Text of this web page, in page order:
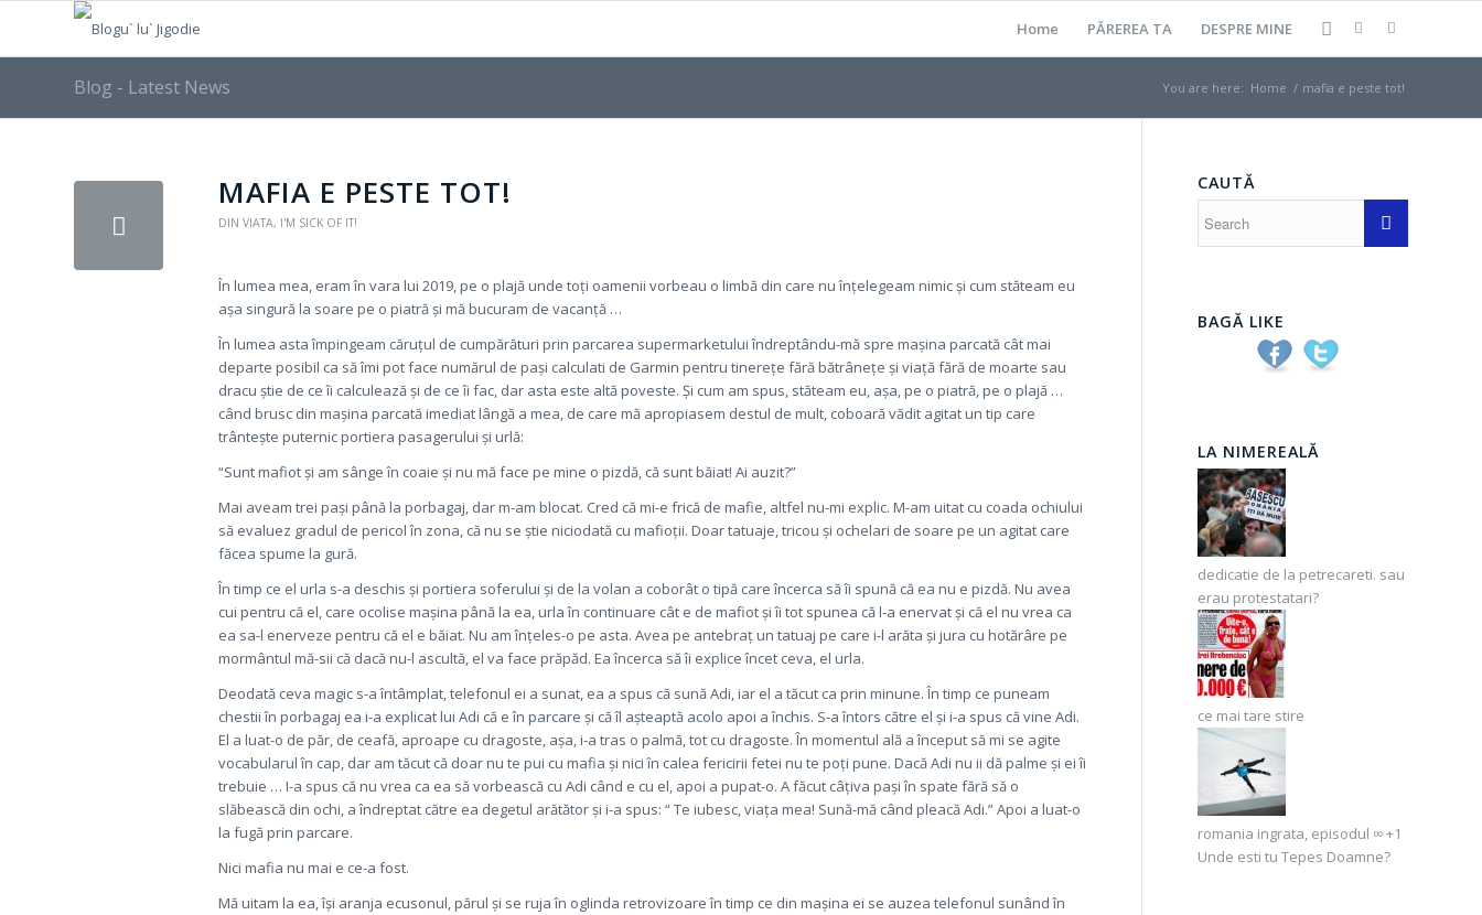
Home PĂREREA TA DESPRE MINE
Blog - Latest News You are here: Home / mafia e peste tot!
MAFIA E PESTE TOT!
DIN VIATA, I'M SICK OF IT!
În lumea mea, eram în vara lui 2019, pe o plajă unde toți oamenii vorbeau o limbă din care nu înțelegeam nimic și cum stăteam eu
așa singură la soare pe o piatră și mă bucuram de vacanță …
În lumea asta împingeam căruțul de cumpărături prin parcarea supermarketului îndreptându-mă spre mașina parcată cât mai
departe posibil ca să îmi pot face numărul de pași calculati de Garmin pentru tinerețe fără bătrânețe și viață fără de moarte sau
dracu știe de ce îi calculează și de ce îi fac, dar asta este altă poveste. Și cum am spus, stăteam eu, așa, pe o piatră, pe o plajă …
când brusc din mașina parcată imediat lângă a mea, de care mă apropiasem destul de mult, coboară vădit agitat un tip care
trântește puternic portiera pasagerului și urlă:
“Sunt mafiot și am sânge în coaie și nu mă face pe mine o pizdă, că sunt băiat! Ai auzit?”
Mai aveam trei pași până la porbagaj, dar m-am blocat. Cred că mi-e frică de mafie, altfel nu-mi explic. M-am uitat cu coada ochiului
să evaluez gradul de pericol în zona, că nu se știe niciodată cu mafioții. Doar tatuaje, tricou și ochelari de soare pe un agitat care
făcea spume la gură.
În timp ce el urla s-a deschis și portiera soferului și de la volan a coborât o tipă care încerca să îi spună că ea nu e pizdă. Nu avea
cui pentru că el, care ocolise mașina până la ea, urla în continuare cât e de mafiot și îi tot spunea că l-a enervat și că el nu vrea ca
ea sa-l enerveze pentru că el e băiat. Nu am înțeles-o pe asta. Avea pe antebraț un tatuaj pe care i-l arăta și jura cu hotărâre pe
mormântul mă-sii că dacă nu-l ascultă, el va face prăpăd. Ea încerca să îi explice încet ceva, el urla.
Deodată ceva magic s-a întâmplat, telefonul ei a sunat, ea a spus că sună Adi, iar el a tăcut ca prin minune. În timp ce puneam
chestii în porbagaj ea i-a explicat lui Adi că e în parcare și că îl așteaptă acolo apoi a închis. S-a întors către el și i-a spus că vine Adi.
El a luat-o de păr, de ceafă, aproape cu dragoste, așa, i-a tras o palmă, tot cu dragoste. În momentul ală a început să mi se agite
vocabularul în cap, dar am tăcut că doar nu te pui cu mafia și nici în calea fericirii fetei nu te poți pune. Dacă Adi nu ii dă palme și ei îi
trebuie … I-a spus că nu vrea ca ea să vorbească cu Adi când e cu el, apoi a pupat-o. A făcut câțiva pași în spate fără să o
slăbească din ochi, a îndreptat către ea degetul arătător și i-a spus: “ Te iubesc, viața mea! Sună-mă când pleacă Adi.” Apoi a luat-o
la fugă prin parcare.
Nici mafia nu mai e ce-a fost.
Mă uitam la ea, își aranja ecusonul, părul și se ruja în oglinda retrovizoare în timp ce din mașina ei se auzea telefonul sunând în
CAUTĂ
BAGĂ LIKE
LA NIMEREALĂ
dedicatie de la petrecareti. sau
erau protestatari?
ce mai tare stire
romania ingrata, episodul ∞ +1
Unde esti tu Tepes Doamne?